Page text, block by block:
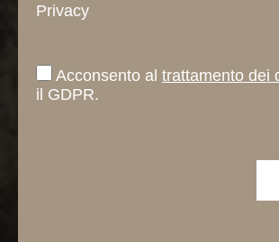
Privacy
Acconsento al trattamento dei
il GDPR.